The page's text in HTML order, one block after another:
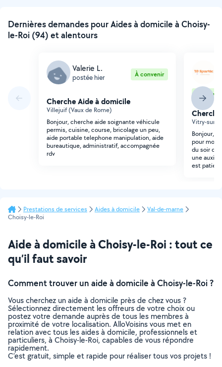
Dernières demandes pour Aides à domicile à Choisy-
le-Roi (94) et alentours
Valerie L.
postée hier À convenir
Cherche Aide à domicile
Villejuif (Vaux de Rome)
Bonjour, cherche aide soignante véhicule
permis, cuisine, course, bricolage un peu,
aide portable telephone manipulation, aide
bureautique, administratif, accompagnée
rdv
Sur devis
Vitry-sur-
Bonjour,
pour mois
du soir de
une
est
Prestations de services Aides à domicile
Val-de-marne
Choisy-le-Roi
Aide à domicile à Choisy-le-Roi : tout ce
qu’il faut savoir
Comment trouver un aide à domicile à Choisy-le-Roi ?
Vous cherchez un aide à domicile près de chez vous ?
Sélectionnez directement les offreurs de votre choix ou
postez votre demande auprès de tous les membres à
proximité de votre localisation. AlloVoisins vous met en
relation avec tous les aides à domicile, professionnels et
particuliers, à Choisy-le-Roi, capables de vous répondre
rapidement.
C’est gratuit, simple et rapide pour réaliser tous vos projets !